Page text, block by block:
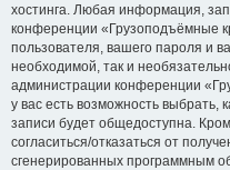
хостинга. Любая информация,
конференции «Грузоподъёмные
пользователя, вашего пароля и
необходимой, так и
администрации конференции
у вас есть возможность
записи будет общедоступна.
согласиться/отказаться от
сгенерированных программным